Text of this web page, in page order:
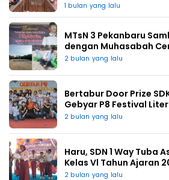
1 bulan yang lalu
MTsN 3 Pekanbaru
dengan Muhasabah
2 bulan yang lalu
Bertabur Door Prize
Gebyar P8 Festival
2 bulan yang lalu
Haru, SDN 1 Way Tuba
Kelas Vl Tahun Ajaran
2 bulan yang lalu